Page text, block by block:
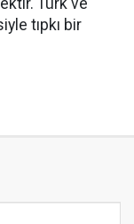
tıpkı bir